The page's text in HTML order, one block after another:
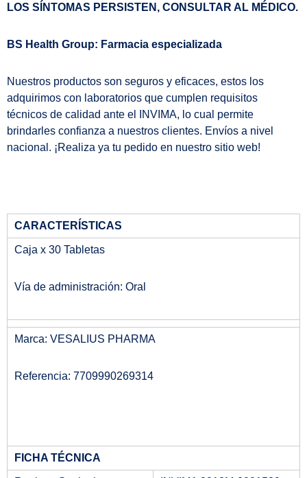
LOS SÍNTOMAS PERSISTEN, CONSULTAR AL MÉDICO.
BS Health Group: Farmacia especializada
Nuestros productos son seguros y eficaces, estos los
adquirimos con laboratorios que cumplen requisitos
técnicos de calidad ante el INVIMA, lo cual permite
brindarles confianza a nuestros clientes. Envíos a nivel
nacional. ¡Realiza ya tu pedido en nuestro sitio web!
CARACTERÍSTICAS
Caja x 30 Tabletas
Vía de administración: Oral
Marca: VESALIUS PHARMA
Referencia: 7709990269314
FICHA TÉCNICA